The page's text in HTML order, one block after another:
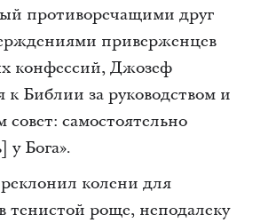
противоречащими друг
приверженцев
конфессий, Джозеф
к Библии за руководством и
совет: самостоятельно
у Бога».
колени для
тенистой роще, неподалеку